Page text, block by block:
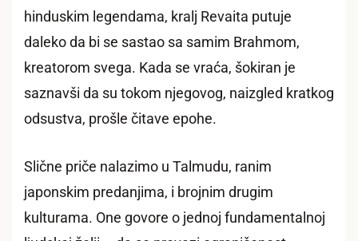
hinduskim legendama, kralj Revaita putuje
daleko da bi se sastao sa samim Brahmom,
kreatorom svega. Kada se vraća, šokiran je
saznavši da su tokom njegovog, naizgled kratkog
odsustva, prošle čitave epohe.
Slične priče nalazimo u Talmudu, ranim
japonskim predanjima, i brojnim drugim
kulturama. One govore o jednoj fundamentalnoj